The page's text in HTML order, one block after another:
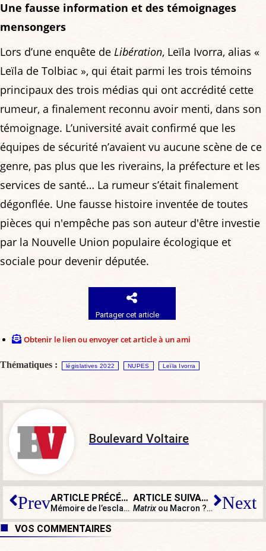
Une fausse information et des témoignages
mensongers
Lors d’une enquête de Libération, Leïla Ivorra, alias «
Leïla de Tolbiac », qui était parmi les trois témoins
principaux des trois médias qui ont accrédité cette
rumeur, a finalement reconnu avoir menti, dans son
témoignage. L’université avait confirmé que les
équipes de sécurité n’avaient vu aucune scène de ce
genre, pas plus que les riverains, la préfecture et les
services de santé… La rumeur s’était finalement
dégonflée. Une fausse histoire inventée de toutes
pièces qui n'empêche pas son auteur d'être investie
par la Nouvelle Union populaire écologique et
sociale pour devenir députée.
Partager cet article
Obtenir le lien ou envoyer cet article à un ami
Thématiques : législatives 2022 NUPES Leïla Ivorra
Boulevard Voltaire
Prev ARTICLE PRÉCÉDENT
Mémoire de l’esclavage : faut-il céder à la concurrence mémorielle ?
ARTICLE SUIVANT
Matrixou Macron ? La rentrée des classes des candidats Next
VOS COMMENTAIRES